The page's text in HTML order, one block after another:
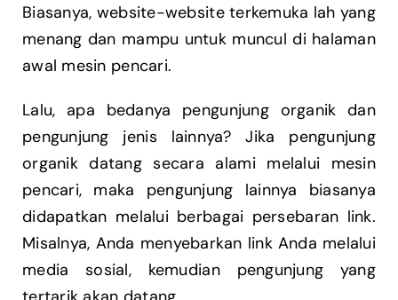
Biasanya, website-website terkemuka lah yang
menang dan mampu untuk muncul di halaman
awal mesin pencari.
Lalu, apa bedanya pengunjung organik dan
pengunjung jenis lainnya? Jika pengunjung
organik datang secara alami melalui mesin
pencari, maka pengunjung lainnya biasanya
didapatkan melalui berbagai persebaran link.
Misalnya, Anda menyebarkan link Anda melalui
media sosial, kemudian pengunjung yang